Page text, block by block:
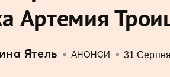
Артемия
Ятель АНОНСИ 31